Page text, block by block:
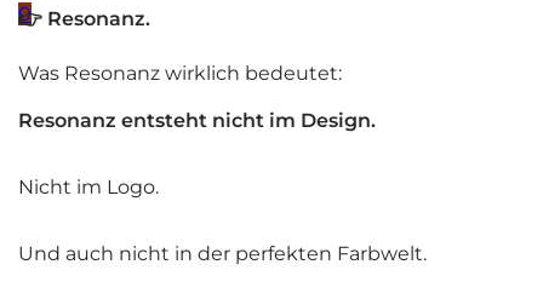
0
👉 Resonanz.
Was Resonanz wirklich bedeutet:
Resonanz entsteht nicht im Design.
Nicht im Logo.
Und auch nicht in der perfekten Farbwelt.